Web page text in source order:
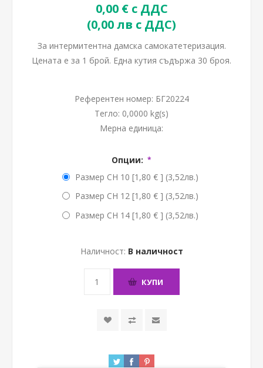
0,00 € с ДДС
(0,00 лв с ДДС)
За интермитентна дамска самокатетеризация.
Цената е за 1 брой. Една кутия съдържа 30 броя.
Референтен номер: БГ20224
Тегло: 0,0000 kg(s)
Мерна единица:
Опции: *
Размер CH 10 [1,80 € ] (3,52лв.)
Размер CH 12 [1,80 € ] (3,52лв.)
Размер CH 14 [1,80 € ] (3,52лв.)
Наличност: В наличност
КУПИ